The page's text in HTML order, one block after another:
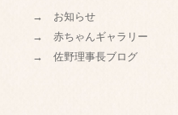
→ お知らせ
→ 赤ちゃんギャラリー
→ 佐野理事長ブログ